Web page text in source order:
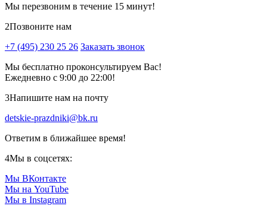
Мы перезвоним в течение 15 минут!
2Позвоните нам
+7 (495) 230 25 26 Заказать звонок
Мы бесплатно проконсультируем Вас!
Ежедневно с 9:00 до 22:00!
3Напишите нам на почту
detskie-prazdniki@bk.ru
Ответим в ближайшее время!
4Мы в соцсетях:
Мы ВКонтакте
Мы на YouTube
Мы в Instagram